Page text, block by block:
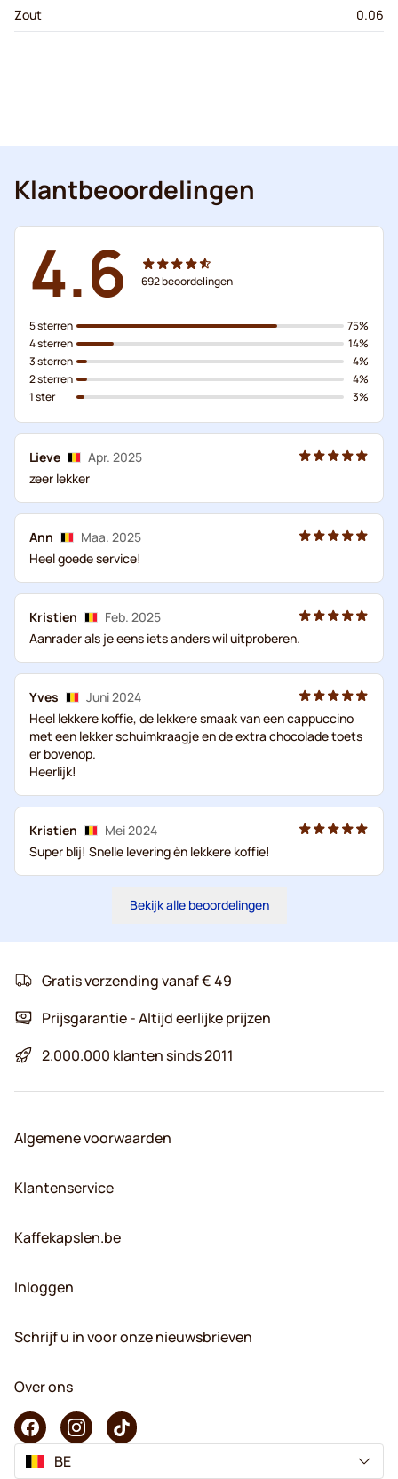
Zout
0.06
Klantbeoordelingen
4.6 692beoordelingen
5 sterren
4 sterren
3 sterren
2 sterren
1 ster
75%
14%
4%
4%
3%
Lieve
Apr. 2025
zeer lekker
Ann
Maa. 2025
Heel goede service!
Kristien
Feb. 2025
Aanrader als je eens iets anders wil uitproberen.
Yves
Juni 2024
Heel lekkere koffie, de lekkere smaak van een cappuccino
met een lekker schuimkraagje en de extra chocolade toets
er bovenop.
Heerlijk!
Kristien
Mei 2024
Super blij! Snelle levering èn lekkere koffie!
Bekijk alle beoordelingen
Gratis verzending vanaf € 49
Prijsgarantie - Altijd eerlijke prijzen
2.000.000 klanten sinds 2011
Algemene voorwaarden
Klantenservice
Kaffekapslen.be
Inloggen
Schrijf u in voor onze nieuwsbrieven
Over ons
BE